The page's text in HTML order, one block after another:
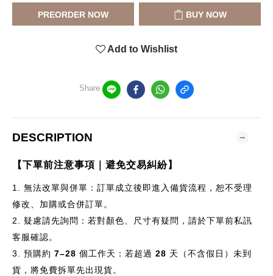
PREORDER NOW BUY NOW
Add to Wishlist
Share
DESCRIPTION
【下單前注意事項｜避免交易糾紛】
1.
無法改單與併單：訂單成立後即進入備貨流程，恕不受理
修改、加購或合併訂單。
2.
疑慮請先詢問：若對顏色、尺寸有疑問，請於下單前私訊
客服確認。
3.
預購約 7–28 個工作天：若超過 28 天（不含假日）未到
貨，將免費拆單先出現貨。